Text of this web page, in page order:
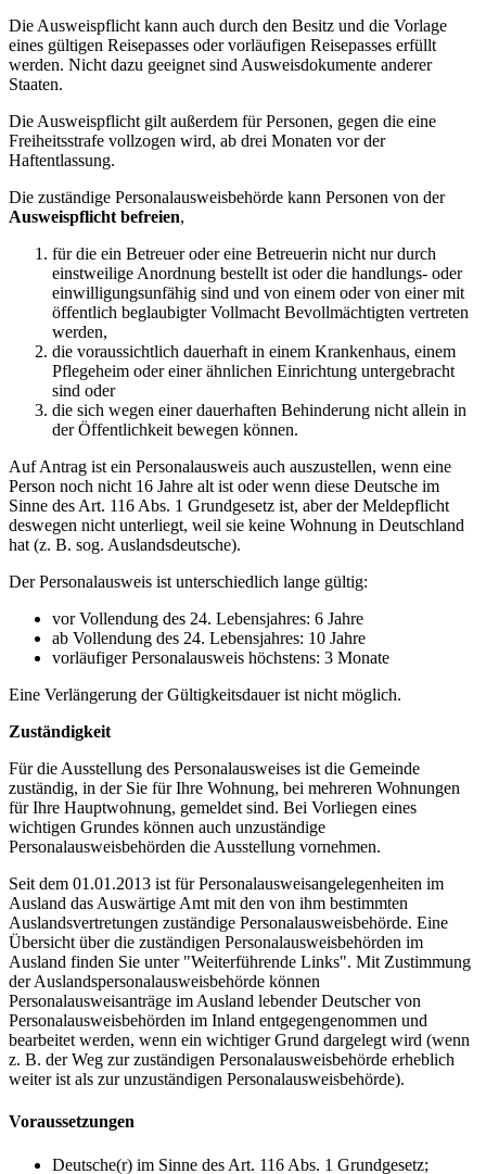
Die Ausweispflicht kann auch durch den Besitz und die Vorlage
eines gültigen Reisepasses oder vorläufigen Reisepasses erfüllt
werden. Nicht dazu geeignet sind Ausweisdokumente anderer
Staaten.
Die Ausweispflicht gilt außerdem für Personen, gegen die eine
Freiheitsstrafe vollzogen wird, ab drei Monaten vor der
Haftentlassung.
Die zuständige Personalausweisbehörde kann Personen von der
Ausweispflicht befreien,
für die ein Betreuer oder eine Betreuerin nicht nur durch
einstweilige Anordnung bestellt ist oder die handlungs- oder
einwilligungsunfähig sind und von einem oder von einer mit
öffentlich beglaubigter Vollmacht Bevollmächtigten vertreten
werden,
die voraussichtlich dauerhaft in einem Krankenhaus, einem
Pflegeheim oder einer ähnlichen Einrichtung untergebracht
sind oder
die sich wegen einer dauerhaften Behinderung nicht allein in
der Öffentlichkeit bewegen können.
Auf Antrag ist ein Personalausweis auch auszustellen, wenn eine
Person noch nicht 16 Jahre alt ist oder wenn diese Deutsche im
Sinne des Art. 116 Abs. 1 Grundgesetz ist, aber der Meldepflicht
deswegen nicht unterliegt, weil sie keine Wohnung in Deutschland
hat (z. B. sog. Auslandsdeutsche).
Der Personalausweis ist unterschiedlich lange gültig:
vor Vollendung des 24. Lebensjahres: 6 Jahre
ab Vollendung des 24. Lebensjahres: 10 Jahre
vorläufiger Personalausweis höchstens: 3 Monate
Eine Verlängerung der Gültigkeitsdauer ist nicht möglich.
Zuständigkeit
Für die Ausstellung des Personalausweises ist die Gemeinde
zuständig, in der Sie für Ihre Wohnung, bei mehreren Wohnungen
für Ihre Hauptwohnung, gemeldet sind. Bei Vorliegen eines
wichtigen Grundes können auch unzuständige
Personalausweisbehörden die Ausstellung vornehmen.
Seit dem 01.01.2013 ist für Personalausweisangelegenheiten im
Ausland das Auswärtige Amt mit den von ihm bestimmten
Auslandsvertretungen zuständige Personalausweisbehörde. Eine
Übersicht über die zuständigen Personalausweisbehörden im
Ausland finden Sie unter "Weiterführende Links". Mit Zustimmung
der Auslandspersonalausweisbehörde können
Personalausweisanträge im Ausland lebender Deutscher von
Personalausweisbehörden im Inland entgegengenommen und
bearbeitet werden, wenn ein wichtiger Grund dargelegt wird (wenn
z. B. der Weg zur zuständigen Personalausweisbehörde erheblich
weiter ist als zur unzuständigen Personalausweisbehörde).
Voraussetzungen
Deutsche(r) im Sinne des Art. 116 Abs. 1 Grundgesetz;